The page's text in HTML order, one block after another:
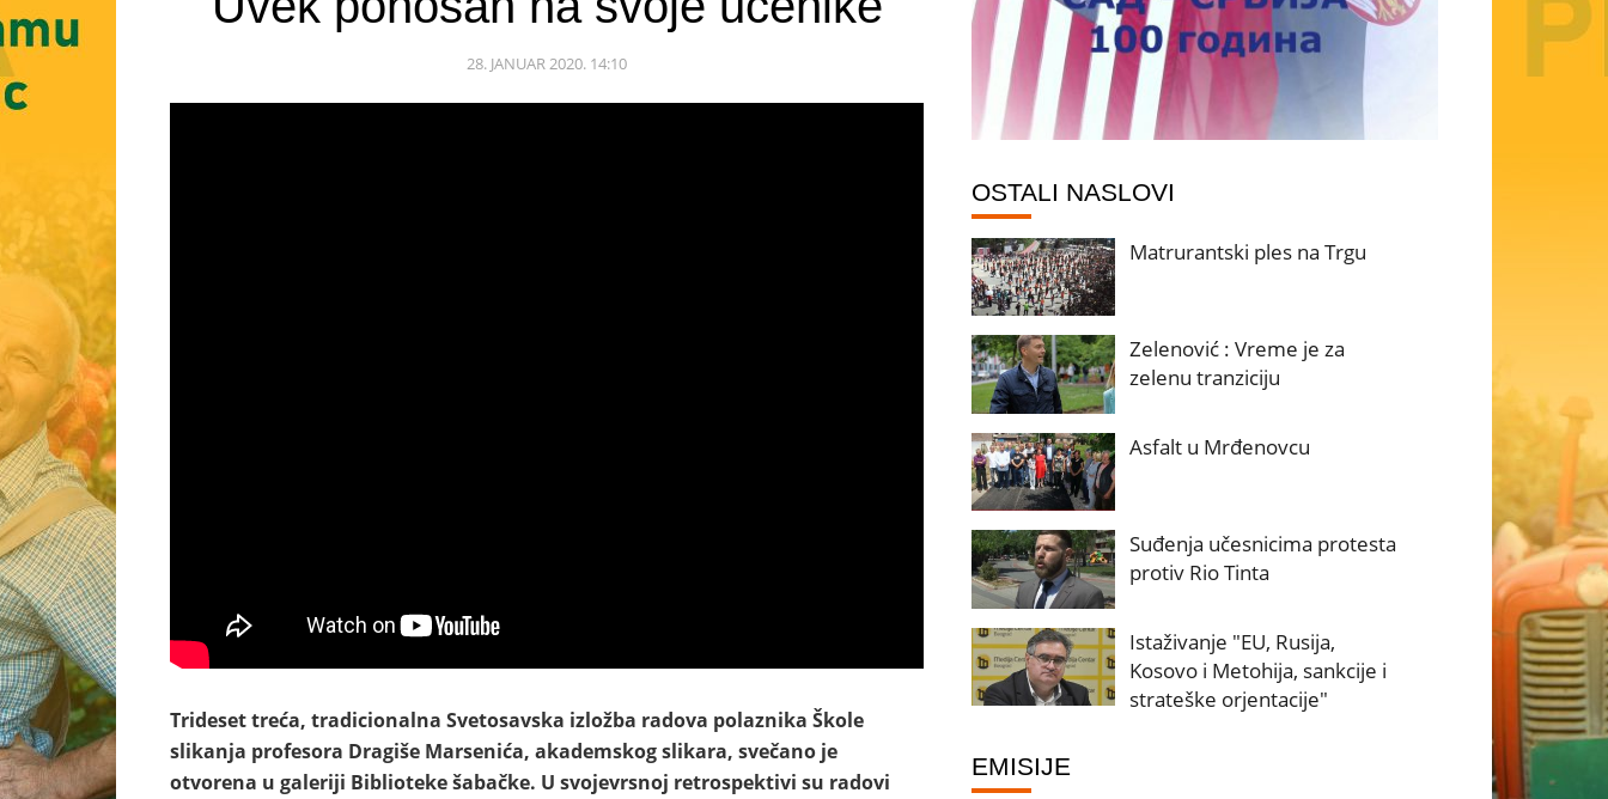
28. JANUAR 2020. 14:10
Trideset treća, tradicionalna Svetosavska izložba radova polaznika Škole
slikanja profesora Dragiše Marsenića, akademskog slikara, svečano je
otvorena u galeriji Biblioteke šabačke. U svojevrsnoj retrospektivi su radovi
OSTALI NASLOVI
Matrurantski ples na Trgu
Zelenović : Vreme je za
zelenu tranziciju
Asfalt u Mrđenovcu
Suđenja učesnicima protesta
protiv Rio Tinta
Istaživanje "EU, Rusija,
Kosovo i Metohija, sankcije i
strateške orjentacije"
EMISIJE